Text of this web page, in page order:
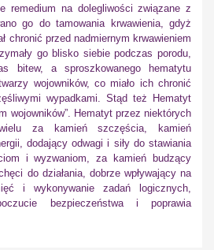
remedium na dolegliwości związane z
go do tamowania krwawienia, gdyż
chronić przed nadmiernym krwawieniem
go blisko siebie podczas porodu,
bitew, a sproszkowanego hematytu
wojowników, co miało ich chronić
wypadkami. Stąd też Hematyt
wojowników”. Hematyt przez niektórych
za kamień szczęścia, kamień
dodający odwagi i siły do stawiania
i wyzwaniom, za kamień budzący
do działania, dobrze wpływający na
i wykonywanie zadań logicznych,
bezpieczeństwa i poprawia